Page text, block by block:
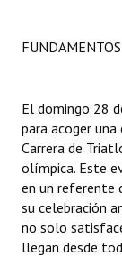
Comunicaciones
Resoluciones
Resoluciones
Antiguos
FUNDAMENTOS
El domingo 28
para acoger
Carrera de
olímpica. Este
en un referente
su celebración
no solo
llegan desde